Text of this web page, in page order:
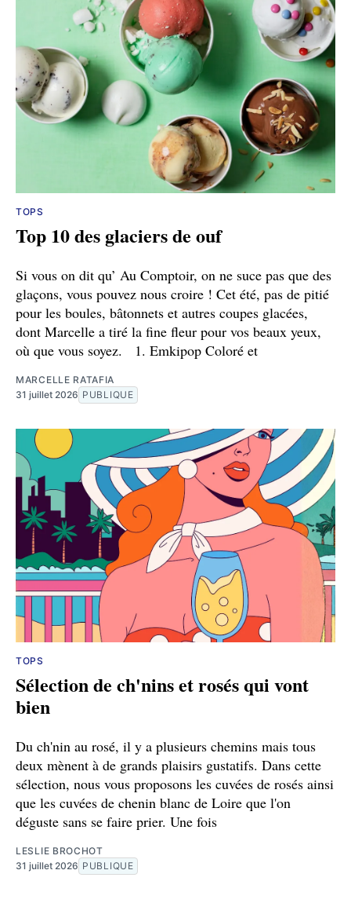
TOPS
Top 10 des glaciers de ouf
Si vous on dit qu’ Au Comptoir, on ne suce pas que des
glaçons, vous pouvez nous croire ! Cet été, pas de pitié
pour les boules, bâtonnets et autres coupes glacées,
dont Marcelle a tiré la fine fleur pour vos beaux yeux,
où que vous soyez. 1. Emkipop Coloré et
MARCELLE RATAFIA
31 juillet 2026 PUBLIQUE
TOPS
Sélection de ch'nins et rosés qui vont
bien
Du ch'nin au rosé, il y a plusieurs chemins mais tous
deux mènent à de grands plaisirs gustatifs. Dans cette
sélection, nous vous proposons les cuvées de rosés ainsi
que les cuvées de chenin blanc de Loire que l'on
déguste sans se faire prier. Une fois
LESLIE BROCHOT
31 juillet 2026 PUBLIQUE